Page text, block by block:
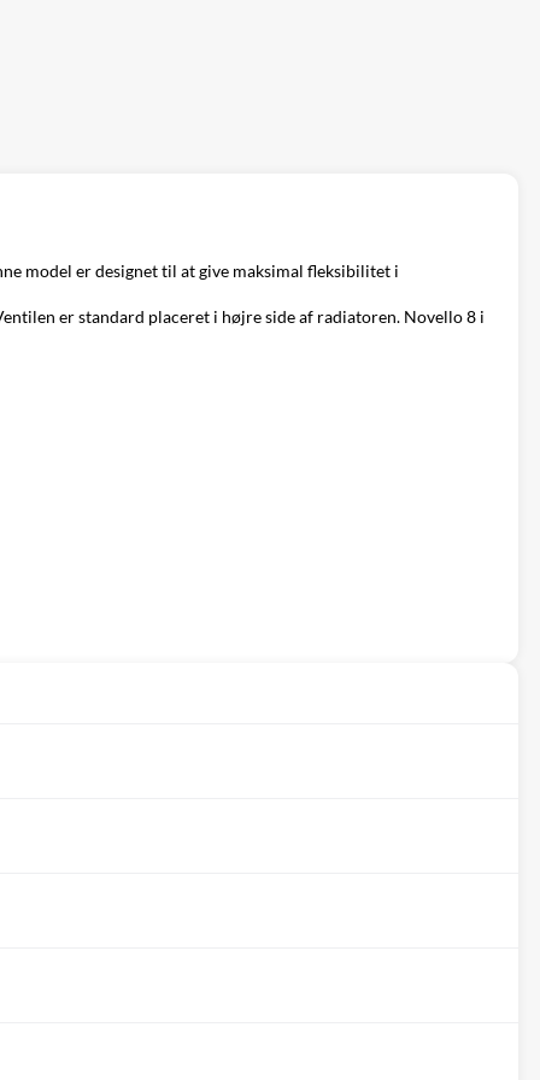
model er designet til at give maksimal fleksibilitet i
er standard placeret i højre side af radiatoren. Novello 8 i